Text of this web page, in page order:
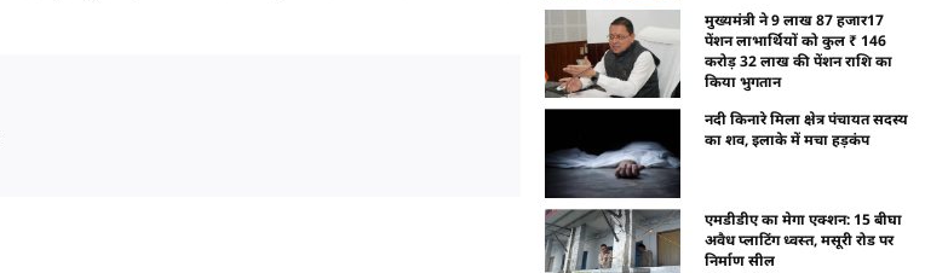
मुख्यमंत्री ने 9 लाख 87 हजार17
पेंशन लाभार्थियों को कुल ₹ 146
करोड़ 32 लाख की पेंशन राशि का
किया भुगतान
नदी किनारे मिला क्षेत्र पंचायत सदस्य
का शव, इलाके में मचा हड़कंप
एमडीडीए का मेगा एक्शन: 15 बीघा
अवैध प्लाटिंग ध्वस्त, मसूरी रोड पर
निर्माण सील